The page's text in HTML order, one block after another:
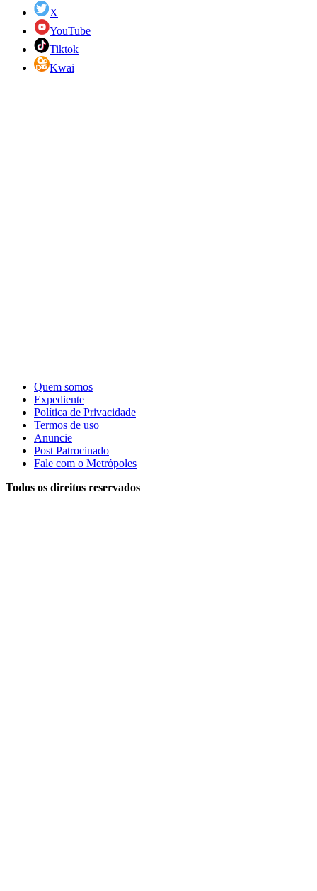
X
YouTube
Tiktok
Kwai
Quem somos
Expediente
Política de Privacidade
Termos de uso
Anuncie
Post Patrocinado
Fale com o Metrópoles
Todos os direitos reservados